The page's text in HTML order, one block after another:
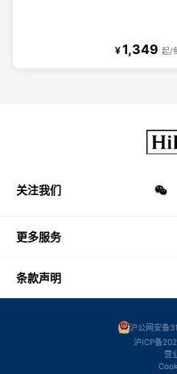
¥1,349 起/
关注我们
更多服务
条款声明
沪公网安备
沪ICP备
营